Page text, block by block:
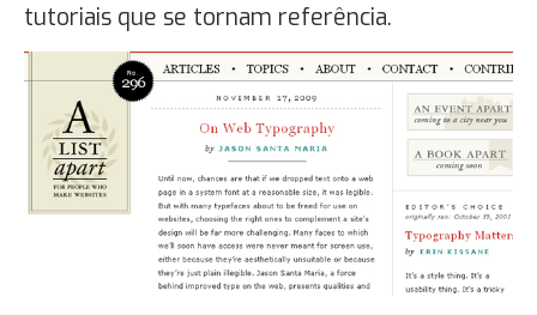
tutoriais que se tornam referência.